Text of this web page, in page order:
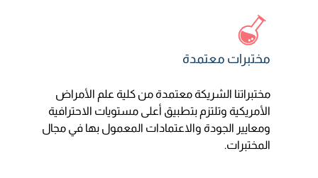
مختبرات معتمدة
مختبراتنا الشريكة معتمدة من كلية علم الأمراض
الأمريكية وتلتزم بتطبيق أعلى مستويات الاحترافية
ومعايير الجودة والاعتمادات المعمول بها في مجال
المختبرات.